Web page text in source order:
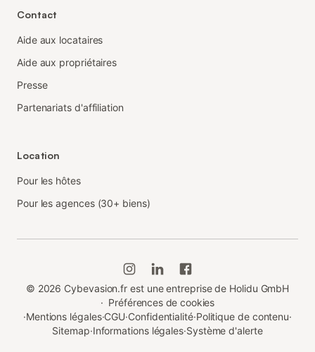
Contact
Aide aux locataires
Aide aux propriétaires
Presse
Partenariats d'affiliation
Location
Pour les hôtes
Pour les agences (30+ biens)
© 2026 Cybevasion.fr est une entreprise de Holidu GmbH
· Préférences de cookies
·Mentions légales·CGU·Confidentialité·Politique de contenu·
Sitemap·Informations légales·Système d'alerte